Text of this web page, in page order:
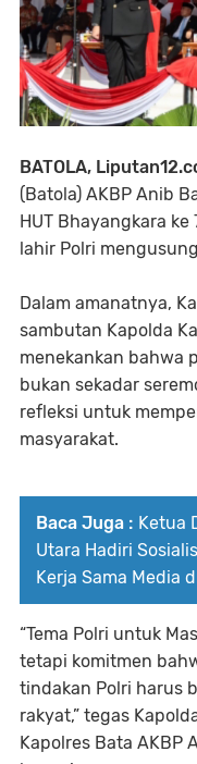
BATOLA,
(Batola) AKBP Anib
HUT Bhayangkara
lahir Polri
Dalam amanatnya,
sambutan Kapolda
menekankan bahwa
bukan sekadar
refleksi untuk
masyarakat.
Baca Juga : Ketua
Utara Hadiri
Kerja Sama Media
“Tema Polri untuk
tetapi komitmen
tindakan Polri harus
rakyat,” tegas
Kapolres Bata AKBP